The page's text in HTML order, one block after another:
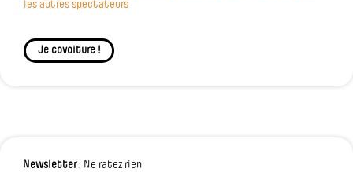
les autres spectateurs
Je covoiture !
Newsletter: Ne ratez rien